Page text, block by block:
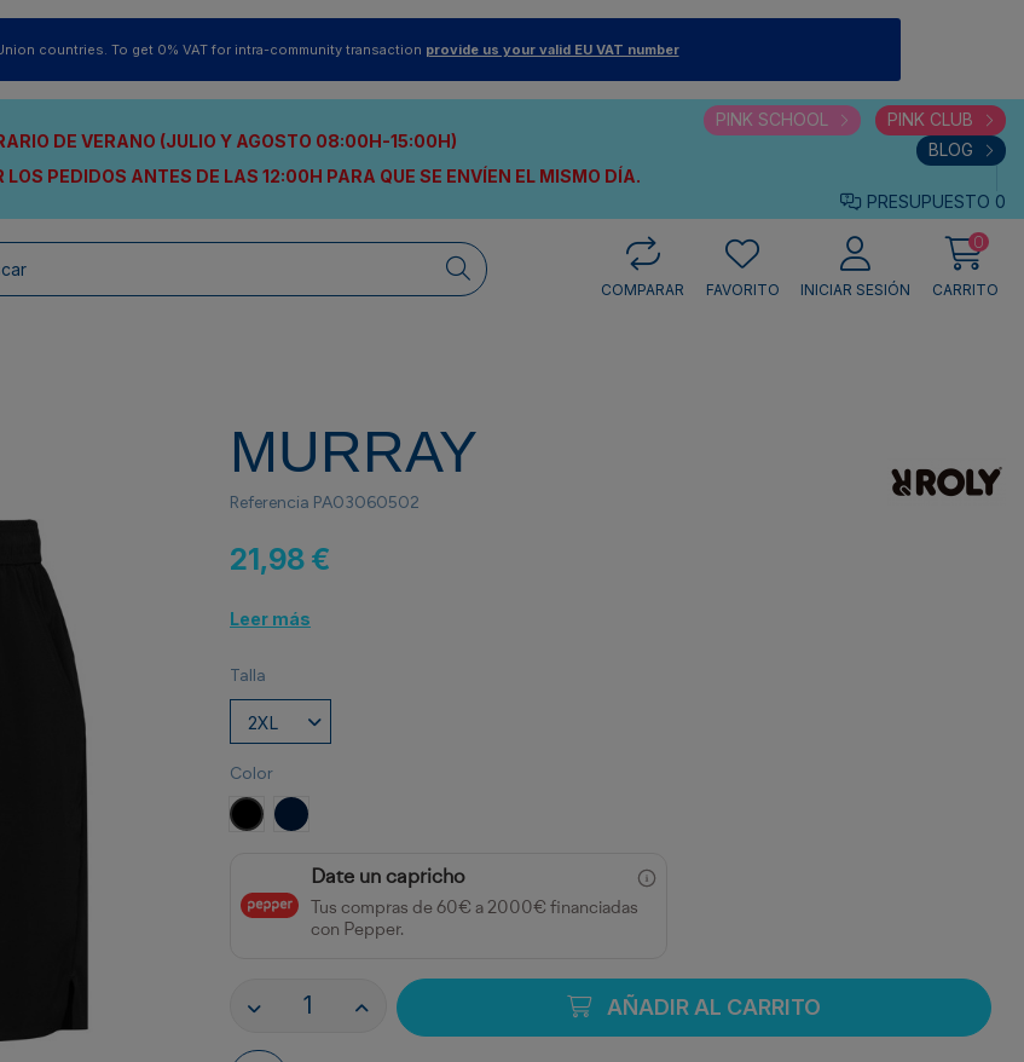
countries. To get 0% VAT for intra-community transaction provide us your valid EU VAT number
DE VERANO (JULIO Y AGOSTO 08:00H-15:00H)
LOS PEDIDOS ANTES DE LAS 12:00H PARA QUE SE ENVÍEN EL MISMO DÍA.
PINK SCHOOL
PINK CLUB
BLOG
PRESUPUESTO 0
COMPARAR
FAVORITO INICIAR SESIÓN
0
CARRITO
MURRAY
Referencia PA03060502
21,98 €
Leer más
Talla
Color
NEGRO MARINO
Date un capricho
Tus compras de 60€ a 2000€ financiadas
con Pepper.
AÑADIR AL CARRITO